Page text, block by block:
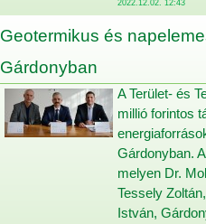
2022.12.02. 12:43
Geotermikus és
Gárdonyban
A Terület- és
millió forintos
Gárdonyban.
melyen Dr.
Tessely
István,